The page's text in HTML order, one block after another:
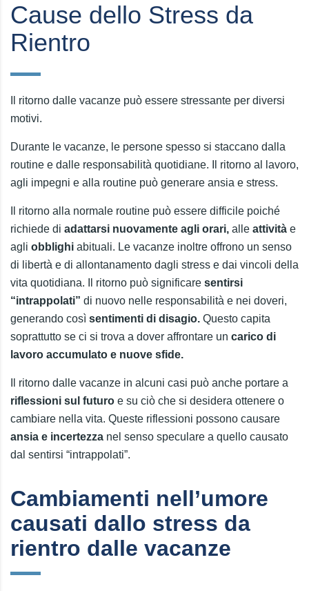
Cause dello Stress da
Rientro
Il ritorno dalle vacanze può essere stressante per diversi
motivi.
Durante le vacanze, le persone spesso si staccano dalla
routine e dalle responsabilità quotidiane. Il ritorno al lavoro,
agli impegni e alla routine può generare ansia e stress.
Il ritorno alla normale routine può essere difficile poiché
richiede di adattarsi nuovamente agli orari, alle attività e
agli obblighi abituali. Le vacanze inoltre offrono un senso
di libertà e di allontanamento dagli stress e dai vincoli della
vita quotidiana. Il ritorno può significare sentirsi
“intrappolati” di nuovo nelle responsabilità e nei doveri,
generando così sentimenti di disagio. Questo capita
soprattutto se ci si trova a dover affrontare un carico di
lavoro accumulato e nuove sfide.
Il ritorno dalle vacanze in alcuni casi può anche portare a
riflessioni sul futuro e su ciò che si desidera ottenere o
cambiare nella vita. Queste riflessioni possono causare
ansia e incertezza nel senso speculare a quello causato
dal sentirsi “intrappolati”.
Cambiamenti nell’umore
causati dallo stress da
rientro dalle vacanze